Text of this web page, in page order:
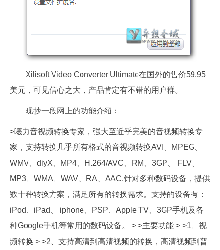
Xilisoft Video Converter Ultimate在国外的售价59.95
美元，可见信心之大，产品肯定有不错的用户群。
现抄一段网上的功能介绍：
>曦力音视频转换专家，强大至近乎完美的音视频转换专
家，支持转换几乎所有格式的音视频转换AVI、MPEG、
WMV、diyX、MP4、H.264/AVC、RM、3GP、 FLV、
MP3、WMA、WAV、RA、AAC.针对多种数码设备，提供
数十种转换方案，满足所有的转换需求。支持的设备有：
iPod、iPad、 iphone、PSP、Apple TV、3GP手机及各
种Google手机等常用的数码设备。 > >主要功能 > >1、视
频转换 > >2、支持高清到高清视频的转换，高清视频到普